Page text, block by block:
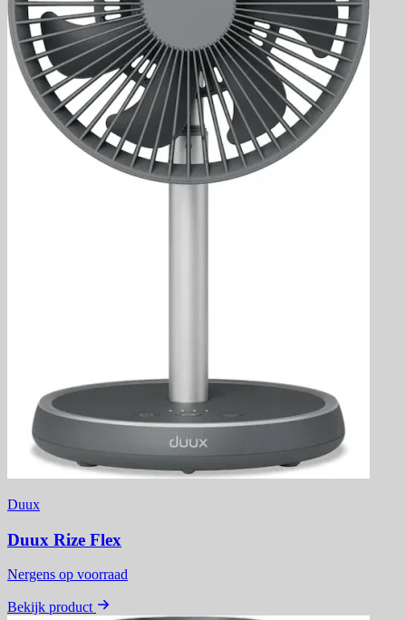
Duux
Duux Rize Flex
Nergens op voorraad
Bekijk product